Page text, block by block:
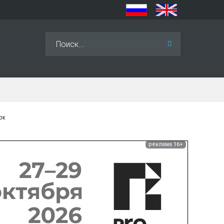
реклама 16+